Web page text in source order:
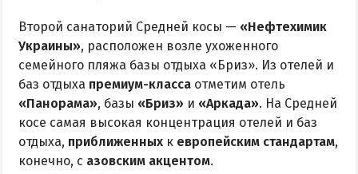
Второй санаторий Средней косы — «Нефтехимик
Украины», расположен возле ухоженного
семейного пляжа базы отдыха «Бриз». Из отелей и
баз отдыха премиум-класса отметим отель
«Панорама», базы «Бриз» и «Аркада». На Средней
косе самая высокая концентрация отелей и баз
отдыха, приближенных к европейским стандартам,
конечно, с азовским акцентом.